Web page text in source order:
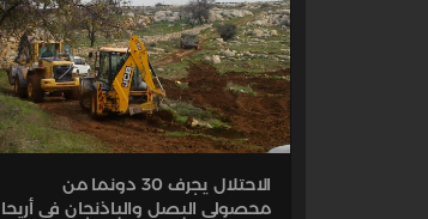
الاحتلال يجرف 30 دونما من
محصولي البصل والباذنجان في أريحا